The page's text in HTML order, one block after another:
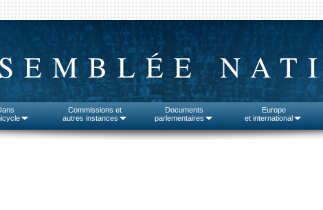
Commissions et
autres instances
Documents
parlementaires
Europe
et international